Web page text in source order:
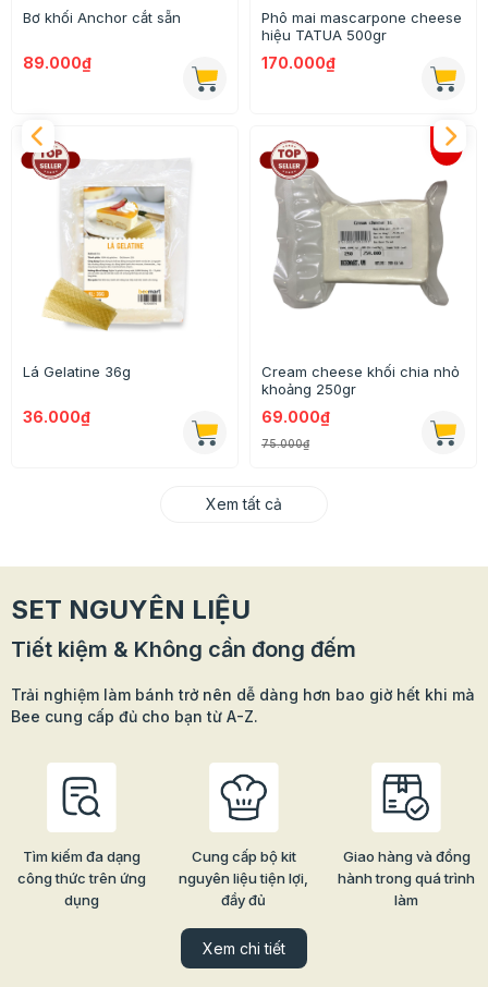
Bơ khối Anchor cắt sẵn
89.000₫
Phô mai mascarpone cheese
hiệu TATUA 500gr
170.000₫
Lá Gelatine 36g
36.000₫
Cream cheese khối chia nhỏ
khoảng 250gr
69.000₫
75.000₫
Xem tất cả
SET NGUYÊN LIỆU
Tiết kiệm & Không cần đong đếm
Trải nghiệm làm bánh trở nên dễ dàng hơn bao giờ hết khi mà
Bee cung cấp đủ cho bạn từ A-Z.
Tìm kiếm đa dạng
công thức trên ứng
dụng
Cung cấp bộ kit
nguyên liệu tiện lợi,
đầy đủ
Giao hàng và đồng
hành trong quá trình
làm
Xem chi tiết